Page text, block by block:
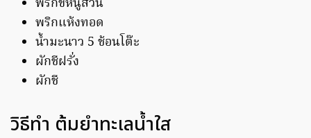
พริกแห้งทอด
น้ำมะนาว 5 ช้อนโต๊ะ
ผักชีฝรั่ง
ผักชี
วิธีทำ ต้มยำทะเลน้ำใส